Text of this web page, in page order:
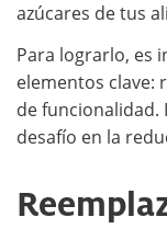
azúcares de tus
Para lograrlo, es
elementos clave:
de funcionalidad.
desafío en la